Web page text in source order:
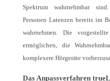
Spektrum wahrnehmbar
Personen Latenzen bereits im
wahrnehmen.Die
ermöglichen, die
komplexere Hörgeräte
Das Anpassverfahren